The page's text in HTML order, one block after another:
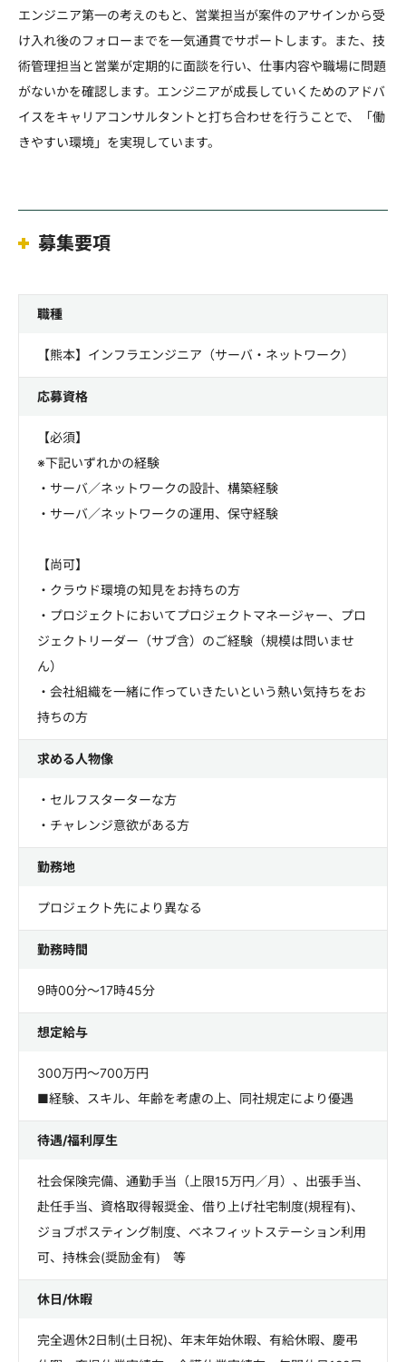
エンジニア第一の考えのもと、営業担当が案件のアサインから受
け入れ後のフォローまでを一気通貫でサポートします。また、技
術管理担当と営業が定期的に面談を行い、仕事内容や職場に問題
がないかを確認します。エンジニアが成長していくためのアドバ
イスをキャリアコンサルタントと打ち合わせを行うことで、「働
きやすい環境」を実現しています。
募集要項
職種
【熊本】インフラエンジニア（サーバ・ネットワーク）
応募資格
【必須】
※下記いずれかの経験
・サーバ／ネットワークの設計、構築経験
・サーバ／ネットワークの運用、保守経験
【尚可】
・クラウド環境の知見をお持ちの方
・プロジェクトにおいてプロジェクトマネージャー、プロ
ジェクトリーダー（サブ含）のご経験（規模は問いませ
ん）
・会社組織を一緒に作っていきたいという熱い気持ちをお
持ちの方
求める人物像
・セルフスターターな方
・チャレンジ意欲がある方
勤務地
プロジェクト先により異なる
勤務時間
9時00分～17時45分
想定給与
300万円～700万円
■経験、スキル、年齢を考慮の上、同社規定により優遇
待遇/福利厚生
社会保険完備、通勤手当（上限15万円／月）、出張手当、
赴任手当、資格取得報奨金、借り上げ社宅制度(規程有)、
ジョブポスティング制度、ベネフィットステーション利用
可、持株会(奨励金有) 等
休日/休暇
完全週休2日制(土日祝)、年末年始休暇、有給休暇、慶弔